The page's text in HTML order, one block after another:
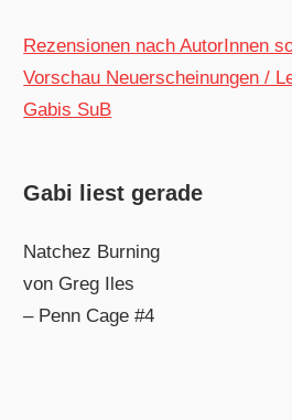
Rezensionen nach AutorInnen
Vorschau Neuerscheinungen /
Gabis SuB
Gabi liest gerade
Natchez Burning
von Greg Iles
– Penn Cage #4